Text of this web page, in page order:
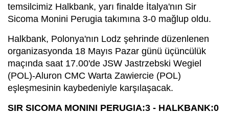
temsilcimiz Halkbank, yarı finalde İtalya'nın Sir
Sicoma Monini Perugia takımına 3-0 mağlup oldu.
Halkbank, Polonya'nın Lodz şehrinde düzenlenen
organizasyonda 18 Mayıs Pazar günü üçüncülük
maçında saat 17.00'de JSW Jastrzebski Wegiel
(POL)-Aluron CMC Warta Zawiercie (POL)
eşleşmesinin kaybedeniyle karşılaşacak.
SIR SICOMA MONINI PERUGIA:3 - HALKBANK:0